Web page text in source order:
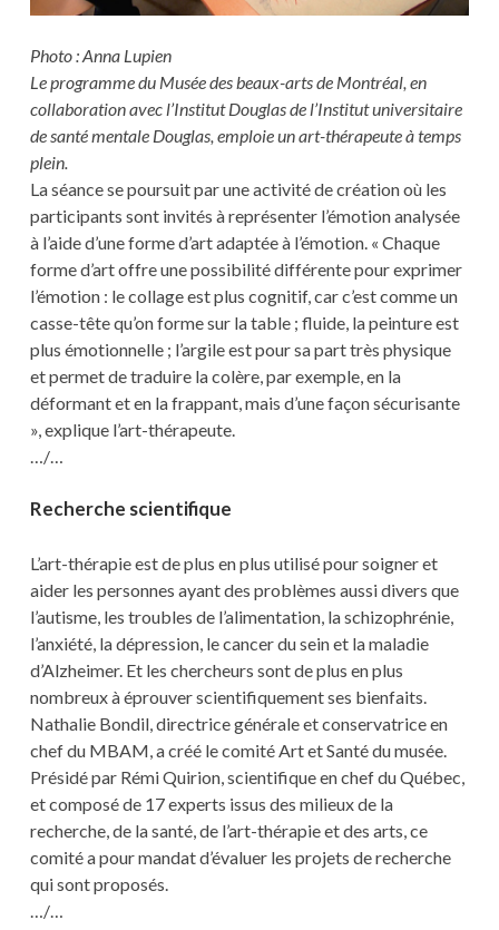
Photo : Anna Lupien
Le programme du Musée des beaux-arts de Montréal, en
collaboration avec l’Institut Douglas de l’Institut universitaire
de santé mentale Douglas, emploie un art-thérapeute à temps
plein.
La séance se poursuit par une activité de création où les
participants sont invités à représenter l’émotion analysée
à l’aide d’une forme d’art adaptée à l’émotion. « Chaque
forme d’art offre une possibilité différente pour exprimer
l’émotion : le collage est plus cognitif, car c’est comme un
casse-tête qu’on forme sur la table ; fluide, la peinture est
plus émotionnelle ; l’argile est pour sa part très physique
et permet de traduire la colère, par exemple, en la
déformant et en la frappant, mais d’une façon sécurisante
», explique l’art-thérapeute.
…/…
Recherche scientifique
L’art-thérapie est de plus en plus utilisé pour soigner et
aider les personnes ayant des problèmes aussi divers que
l’autisme, les troubles de l’alimentation, la schizophrénie,
l’anxiété, la dépression, le cancer du sein et la maladie
d’Alzheimer. Et les chercheurs sont de plus en plus
nombreux à éprouver scientifiquement ses bienfaits.
Nathalie Bondil, directrice générale et conservatrice en
chef du MBAM, a créé le comité Art et Santé du musée.
Présidé par Rémi Quirion, scientifique en chef du Québec,
et composé de 17 experts issus des milieux de la
recherche, de la santé, de l’art-thérapie et des arts, ce
comité a pour mandat d’évaluer les projets de recherche
qui sont proposés.
…/…